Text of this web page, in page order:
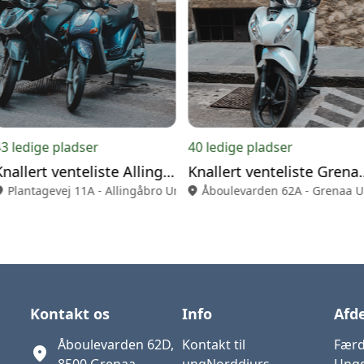
ledige pladser
Knallert venteliste Allingåbro 2026
Plantagevej 11A - Allingåbro Ungdomsklub
40 ledige pladser
Knallert
location_on Åboulevarden 62A - Grenaa
Kontakt os
location_on
Åboulevarden 62D,
Info
Kontakt til